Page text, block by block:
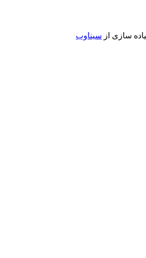
سازی از سیناوب